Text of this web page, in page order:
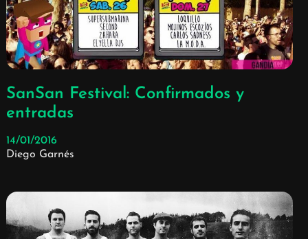
SanSan Festival: Confirmados y
entradas
14/01/2016
Diego Garnés